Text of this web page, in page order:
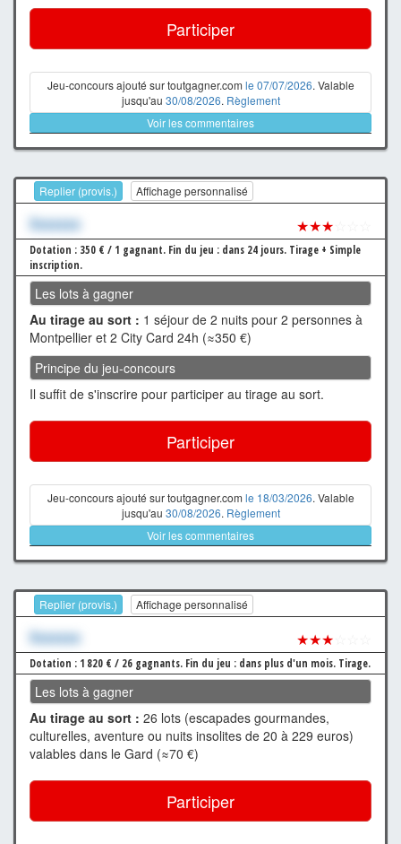
Participer
Jeu-concours ajouté sur toutgagner.com le 07/07/2026. Valable
jusqu'au 30/08/2026. Règlement
Voir les commentaires
Replier (provis.) Affichage personnalisé
Xxxxxxx ★★★
Dotation : 350 € / 1 gagnant. Fin du jeu : dans 24 jours. Tirage + Simple
inscription.
Les lots à gagner
Au tirage au sort : 1 séjour de 2 nuits pour 2 personnes à
Montpellier et 2 City Card 24h (≈350 €)
Principe du jeu-concours
Il suffit de s'inscrire pour participer au tirage au sort.
Participer
Jeu-concours ajouté sur toutgagner.com le 18/03/2026. Valable
jusqu'au 30/08/2026. Règlement
Voir les commentaires
Replier (provis.) Affichage personnalisé
Xxxxxxx ★★★
Dotation : 1 820 € / 26 gagnants. Fin du jeu : dans plus d'un mois. Tirage.
Les lots à gagner
Au tirage au sort : 26 lots (escapades gourmandes,
culturelles, aventure ou nuits insolites de 20 à 229 euros)
valables dans le Gard (≈70 €)
Participer